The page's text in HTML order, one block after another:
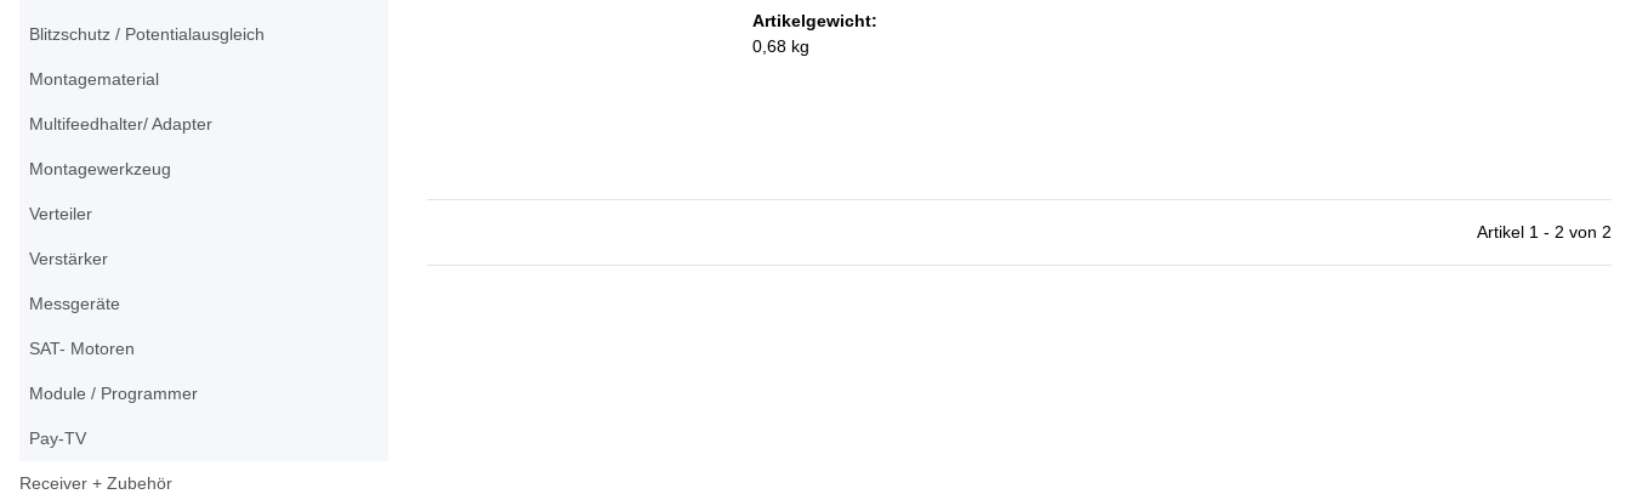
Artikelgewicht:
0,68 kg
Artikel 1 - 2 von 2
Blitzschutz / Potentialausgleich
Montagematerial
Multifeedhalter/ Adapter
Montagewerkzeug
Verteiler
Verstärker
Messgeräte
SAT- Motoren
Module / Programmer
Pay-TV
Receiver + Zubehör